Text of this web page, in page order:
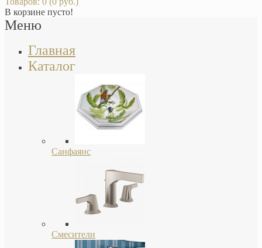
В корзине пусто!
Меню
Главная
Каталог
Санфаянс
Смесители